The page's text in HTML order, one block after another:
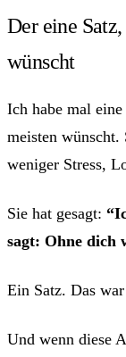
Der eine
wünscht
Ich habe mal
meisten wünscht.
weniger Stress,
Sie hat gesagt:
sagt: Ohne dich
Ein Satz. Das
Und wenn diese